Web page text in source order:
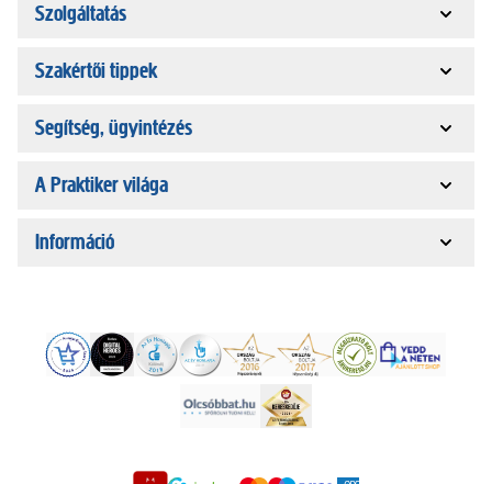
Szolgáltatás
Szakértői tippek
Segítség, ügyintézés
A Praktiker világa
Információ